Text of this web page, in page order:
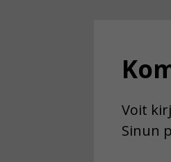
Voit
Sinun